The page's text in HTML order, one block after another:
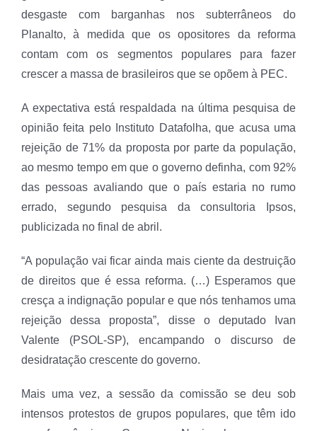
desgaste com barganhas nos subterrâneos do
Planalto, à medida que os opositores da reforma
contam com os segmentos populares para fazer
crescer a massa de brasileiros que se opõem à PEC.
A expectativa está respaldada na última pesquisa de
opinião feita pelo Instituto Datafolha, que acusa uma
rejeição de 71% da proposta por parte da população,
ao mesmo tempo em que o governo definha, com 92%
das pessoas avaliando que o país estaria no rumo
errado, segundo pesquisa da consultoria Ipsos,
publicizada no final de abril.
“A população vai ficar ainda mais ciente da destruição
de direitos que é essa reforma. (…) Esperamos que
cresça a indignação popular e que nós tenhamos uma
rejeição dessa proposta”, disse o deputado Ivan
Valente (PSOL-SP), encampando o discurso de
desidratação crescente do governo.
Mais uma vez, a sessão da comissão se deu sob
intensos protestos de grupos populares, que têm ido